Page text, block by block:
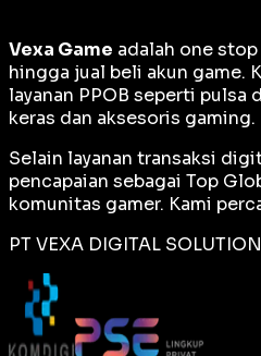
Vexa Game adalah one
hingga jual beli akun game.
layanan PPOB seperti
keras dan aksesoris gaming.
Selain layanan transaksi
pencapaian sebagai Top
komunitas gamer. Kami
PT VEXA DIGITAL